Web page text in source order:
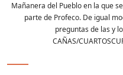
Mañanera del Pueblo en la que
parte de Profeco. De igual
preguntas de las y
CAÑAS/